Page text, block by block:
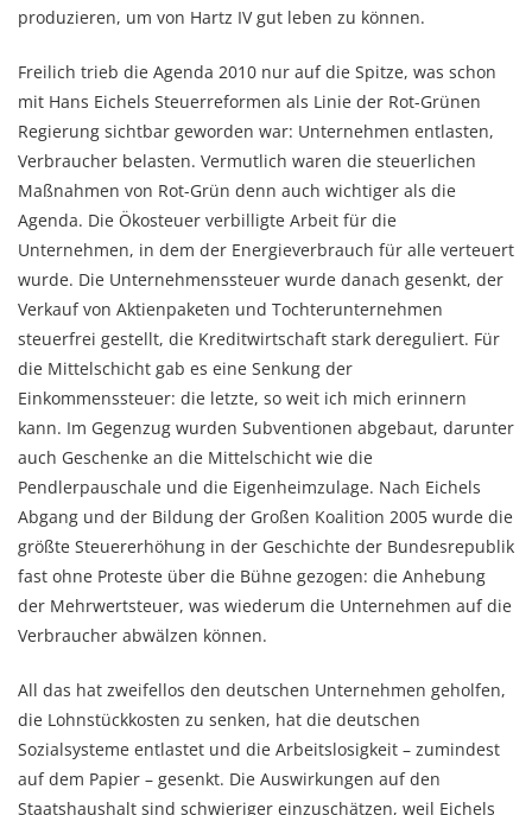
produzieren, um von Hartz IV gut leben zu können.
Freilich trieb die Agenda 2010 nur auf die Spitze, was schon
mit Hans Eichels Steuerreformen als Linie der Rot-Grünen
Regierung sichtbar geworden war: Unternehmen entlasten,
Verbraucher belasten. Vermutlich waren die steuerlichen
Maßnahmen von Rot-Grün denn auch wichtiger als die
Agenda. Die Ökosteuer verbilligte Arbeit für die
Unternehmen, in dem der Energieverbrauch für alle verteuert
wurde. Die Unternehmenssteuer wurde danach gesenkt, der
Verkauf von Aktienpaketen und Tochterunternehmen
steuerfrei gestellt, die Kreditwirtschaft stark dereguliert. Für
die Mittelschicht gab es eine Senkung der
Einkommenssteuer: die letzte, so weit ich mich erinnern
kann. Im Gegenzug wurden Subventionen abgebaut, darunter
auch Geschenke an die Mittelschicht wie die
Pendlerpauschale und die Eigenheimzulage. Nach Eichels
Abgang und der Bildung der Großen Koalition 2005 wurde die
größte Steuererhöhung in der Geschichte der Bundesrepublik
fast ohne Proteste über die Bühne gezogen: die Anhebung
der Mehrwertsteuer, was wiederum die Unternehmen auf die
Verbraucher abwälzen können.
All das hat zweifellos den deutschen Unternehmen geholfen,
die Lohnstückkosten zu senken, hat die deutschen
Sozialsysteme entlastet und die Arbeitslosigkeit – zumindest
auf dem Papier – gesenkt. Die Auswirkungen auf den
Staatshaushalt sind schwieriger einzuschätzen, weil Eichels